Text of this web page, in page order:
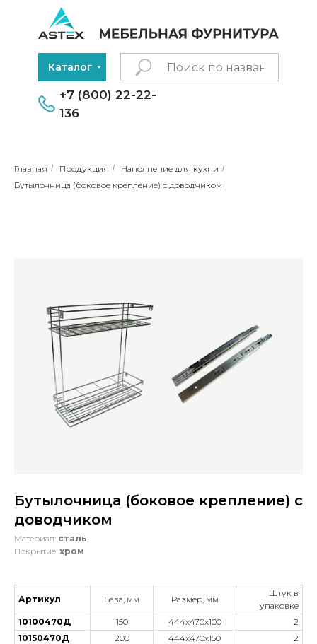
+7 (800) 22-22-
136
Каталог
Главная / Продукция / Наполнение для кухни /
Бутылочница (боковое крепление) с доводчиком
Бутылочница (боковое крепление) с
доводчиком
Материал: сталь;
Покрытие: хром
Артикул База, мм Размер, мм
Штук в
упаковке
10100470Д
150 444х470х100
2
10150470Д
200 444х470х150 2